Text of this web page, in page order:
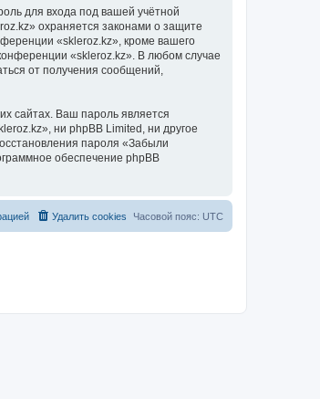
для входа под вашей учётной
охраняется законами о защите
«skleroz.kz», кроме вашего
«skleroz.kz». В любом случае
от получения сообщений,
сайтах. Ваш пароль является
ни phpBB Limited, ни другое
пароля «Забыли
обеспечение phpBB
Часовой пояс: UTC
Удалить cookies